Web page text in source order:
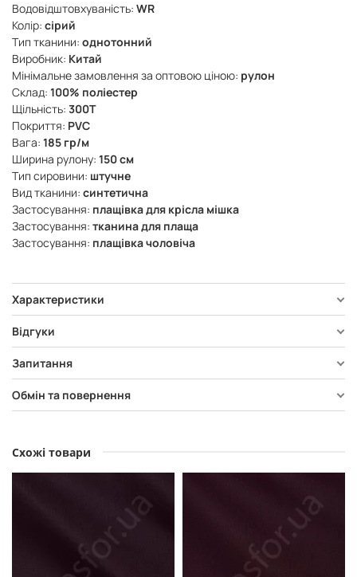
Водовідштовхуваність: WR
Колір: сірий
Тип тканини: однотонний
Виробник: Китай
Мінімальне замовлення за оптовою ціною: рулон
Склад: 100% поліестер
Щільність: 300Т
Покриття: PVC
Вага: 185 гр/м
Ширина рулону: 150 см
Тип сировини: штучне
Вид тканини: синтетична
Застосування: плащівка для крісла мішка
Застосування: тканина для плаща
Застосування: плащівка чоловіча
Характеристики
Відгуки
Запитання
Обмін та повернення
Схожі товари